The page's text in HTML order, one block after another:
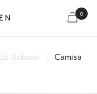
0
Lili Sidonio
Camisa